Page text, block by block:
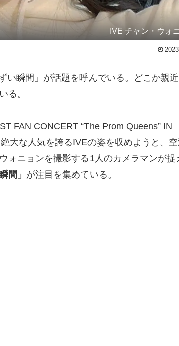
IVE チャン・ウォ
い瞬間」が話題を呼んでいる。どこか親
る。
FAN CONCERT “The Prom Queens” IN
大な人気を誇るIVEの姿を収めようと、
ォニョンを撮影する1人のカメラマンが捉
間」 が注目を集めている。